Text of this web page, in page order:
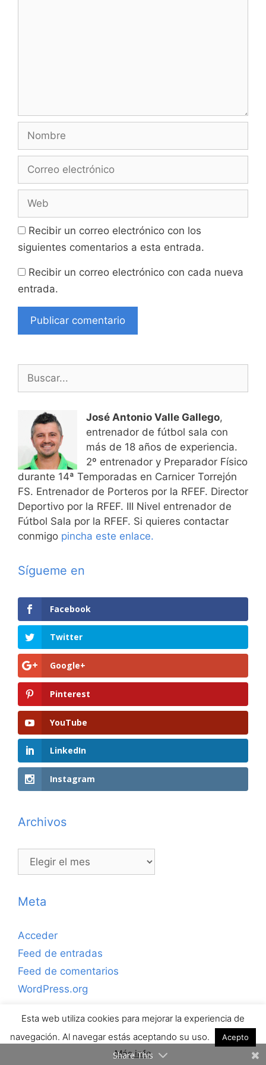
electrónico
Recibir un correo electrónico con los
siguientes comentarios a esta entrada.
Recibir un correo electrónico con cada nueva
entrada.
José Antonio Valle Gallego,
entrenador de fútbol sala con
más de 18 años de experiencia.
2º entrenador y Preparador Físico
durante 14ª Temporadas en Carnicer Torrejón
FS. Entrenador de Porteros por la RFEF. Director
Deportivo por la RFEF. III Nivel entrenador de
Fútbol Sala por la RFEF. Si quieres contactar
conmigo pincha este enlace.
Sígueme en
Facebook
Twitter
Google+
Pinterest
YouTube
LinkedIn
Instagram
Archivos
Archivos
Meta
Acceder
Feed de entradas
Feed de comentarios
WordPress.org
Copyrihgt © 2026 ejerciciosdefutbolsala.com por José
Antonio Valle · Todos los derechos reservados.
Esta web utiliza cookies para mejorar la experiencia de
navegación. Al navegar estás aceptando su uso.
Acepto
Más info
Share This